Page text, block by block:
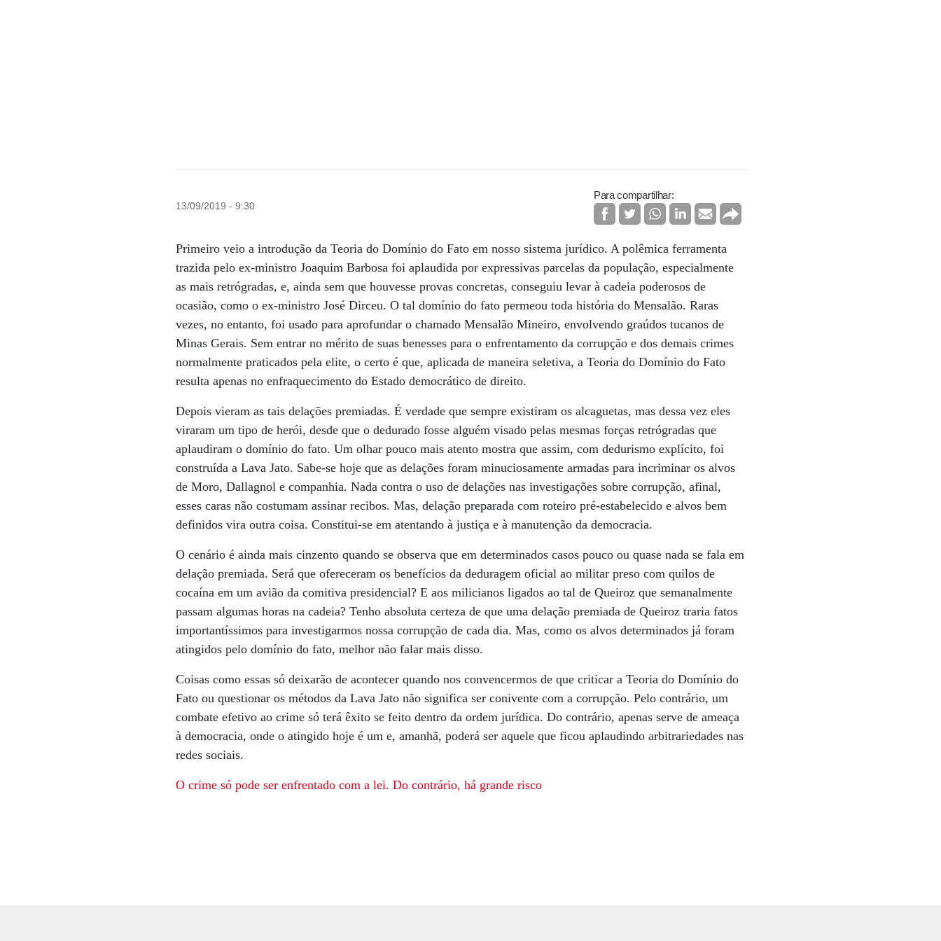
13/09/2019 - 9:30
Para compartilhar:
Primeiro veio a introdução da Teoria do Domínio do Fato em nosso sistema jurídico. A polêmica ferramenta
trazida pelo ex-ministro Joaquim Barbosa foi aplaudida por expressivas parcelas da população, especialmente
as mais retrógradas, e, ainda sem que houvesse provas concretas, conseguiu levar à cadeia poderosos de
ocasião, como o ex-ministro José Dirceu. O tal domínio do fato permeou toda história do Mensalão. Raras
vezes, no entanto, foi usado para aprofundar o chamado Mensalão Mineiro, envolvendo graúdos tucanos de
Minas Gerais. Sem entrar no mérito de suas benesses para o enfrentamento da corrupção e dos demais crimes
normalmente praticados pela elite, o certo é que, aplicada de maneira seletiva, a Teoria do Domínio do Fato
resulta apenas no enfraquecimento do Estado democrático de direito.
Depois vieram as tais delações premiadas. É verdade que sempre existiram os alcaguetas, mas dessa vez eles
viraram um tipo de herói, desde que o dedurado fosse alguém visado pelas mesmas forças retrógradas que
aplaudiram o domínio do fato. Um olhar pouco mais atento mostra que assim, com dedurismo explícito, foi
construída a Lava Jato. Sabe-se hoje que as delações foram minuciosamente armadas para incriminar os alvos
de Moro, Dallagnol e companhia. Nada contra o uso de delações nas investigações sobre corrupção, afinal,
esses caras não costumam assinar recibos. Mas, delação preparada com roteiro pré-estabelecido e alvos bem
definidos vira outra coisa. Constitui-se em atentando à justiça e à manutenção da democracia.
O cenário é ainda mais cinzento quando se observa que em determinados casos pouco ou quase nada se fala em
delação premiada. Será que ofereceram os benefícios da deduragem oficial ao militar preso com quilos de
cocaína em um avião da comitiva presidencial? E aos milicianos ligados ao tal de Queiroz que semanalmente
passam algumas horas na cadeia? Tenho absoluta certeza de que uma delação premiada de Queiroz traria fatos
importantíssimos para investigarmos nossa corrupção de cada dia. Mas, como os alvos determinados já foram
atingidos pelo domínio do fato, melhor não falar mais disso.
Coisas como essas só deixarão de acontecer quando nos convencermos de que criticar a Teoria do Domínio do
Fato ou questionar os métodos da Lava Jato não significa ser conivente com a corrupção. Pelo contrário, um
combate efetivo ao crime só terá êxito se feito dentro da ordem jurídica. Do contrário, apenas serve de ameaça
à democracia, onde o atingido hoje é um e, amanhã, poderá ser aquele que ficou aplaudindo arbitrariedades nas
redes sociais.
O crime só pode ser enfrentado com a lei. Do contrário, há grande risco